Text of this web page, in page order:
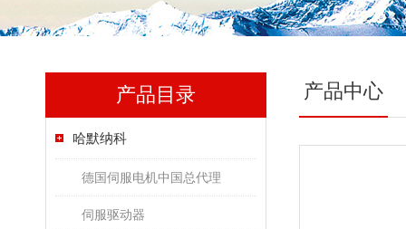
产品目录
哈默纳科
德国伺服电机中国总代理
伺服驱动器
产品中心